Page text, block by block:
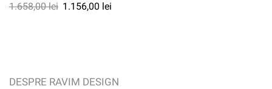
1.658,00lei 1.156,00 lei
DESPRE RAVIM DESIGN